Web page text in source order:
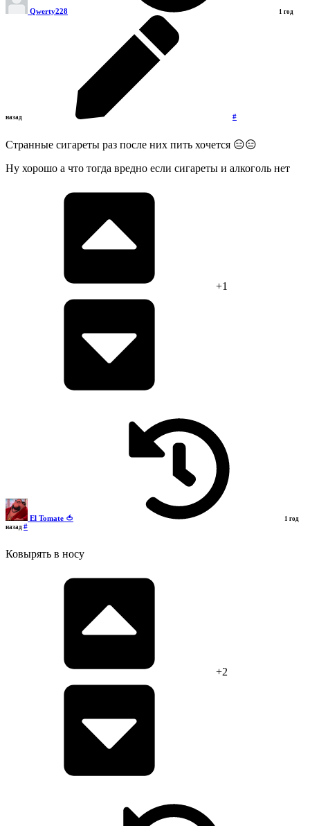
Qwerty228 1 год
назад #
Странные сигареты раз после них пить хочется 😑😑
Ну хорошо а что тогда вредно если сигареты и алкоголь нет
+1
El Tomate 🍅
1 год
назад #
Ковырять в носу
+2